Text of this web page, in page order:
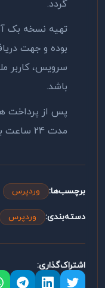
گردد.
تهیه نسخه بک
بوده و جهت
باشد.
مدت 24 ساعت باز خواهد شد.
برچسب‌ها: وردپرس
دسته‌بندی: وردپرس
اشتراک‌گذاری: